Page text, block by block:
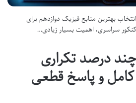
بهترین منابع فیزیک دوازدهم برای
سراسری، اهمیت بسیار زیادی…
درصد تکراری
و پاسخ قطعی